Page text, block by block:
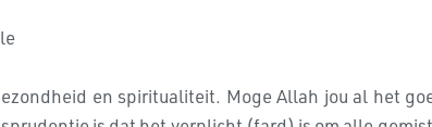
en spiritualiteit. Moge Allah jou al het